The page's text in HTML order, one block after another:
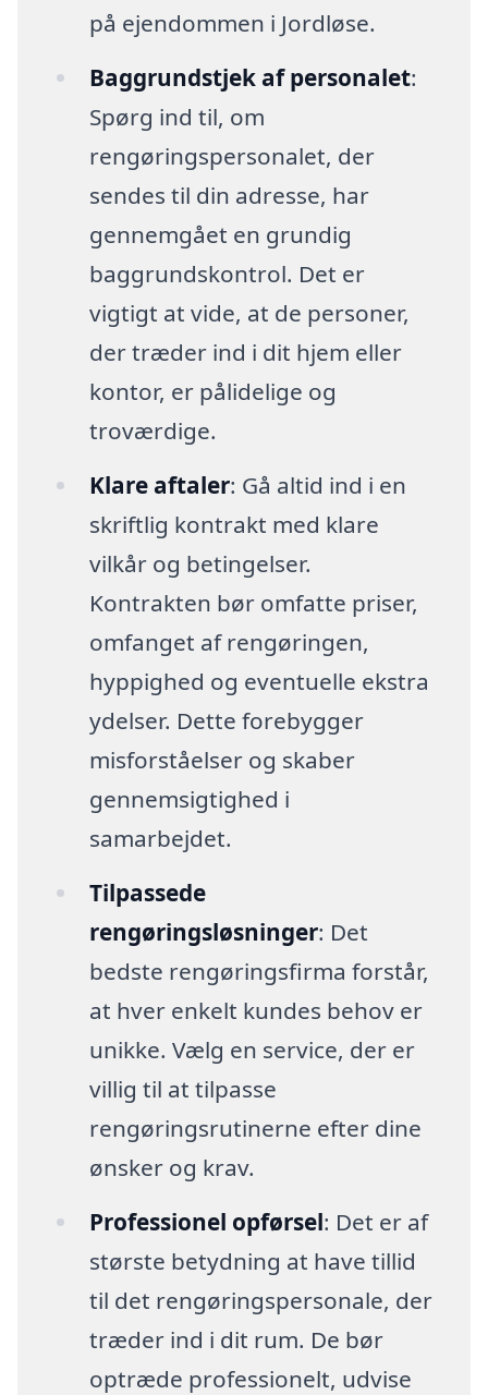
på ejendommen i Jordløse.
Baggrundstjek af personalet:
Spørg ind til, om
rengøringspersonalet, der
sendes til din adresse, har
gennemgået en grundig
baggrundskontrol. Det er
vigtigt at vide, at de personer,
der træder ind i dit hjem eller
kontor, er pålidelige og
troværdige.
Klare aftaler: Gå altid ind i en
skriftlig kontrakt med klare
vilkår og betingelser.
Kontrakten bør omfatte priser,
omfanget af rengøringen,
hyppighed og eventuelle ekstra
ydelser. Dette forebygger
misforståelser og skaber
gennemsigtighed i
samarbejdet.
Tilpassede
rengøringsløsninger: Det
bedste rengøringsfirma forstår,
at hver enkelt kundes behov er
unikke. Vælg en service, der er
villig til at tilpasse
rengøringsrutinerne efter dine
ønsker og krav.
Professionel opførsel: Det er af
største betydning at have tillid
til det rengøringspersonale, der
træder ind i dit rum. De bør
optræde professionelt, udvise